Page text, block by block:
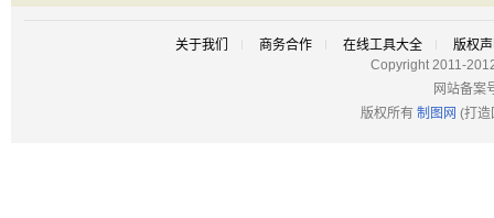
关于我们 商务合作 在线工具大全
版权
Copyright 2011-
网站备案
版权所有 制图网 (打造